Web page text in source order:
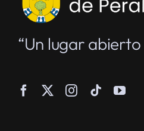
“Un lugar abierto